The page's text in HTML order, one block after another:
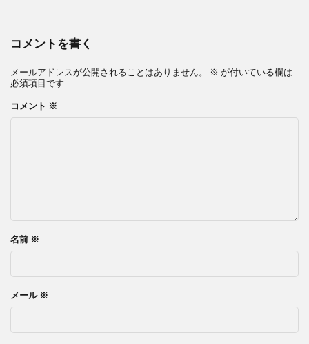
コメントを書く
メールアドレスが公開されることはありません。 ※ が付いている欄は
必須項目です
コメント ※
名前 ※
メール ※